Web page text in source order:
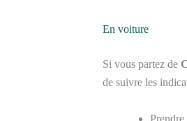
En voiture
Si vous partez de
de suivre les
Prendre